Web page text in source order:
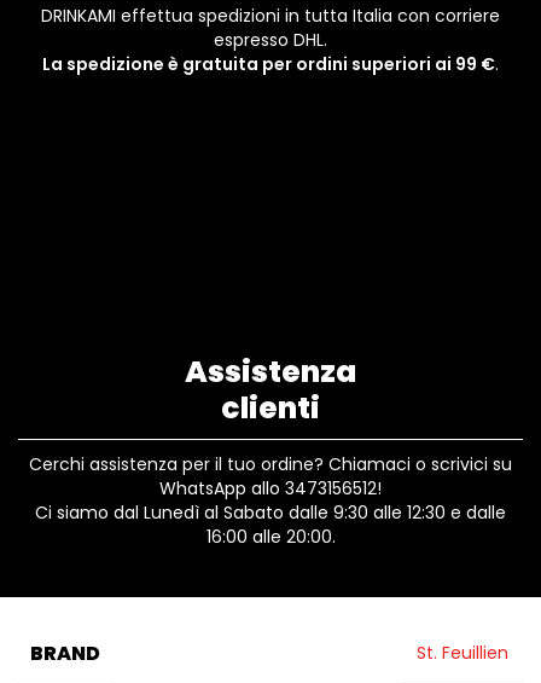
DRINKAMI effettua spedizioni in tutta Italia con corriere
espresso DHL.
La spedizione è gratuita per ordini superiori ai 99 €.
Assistenza
clienti
Cerchi assistenza per il tuo ordine? Chiamaci o scrivici su
WhatsApp allo 3473156512!
Ci siamo dal Lunedì al Sabato dalle 9:30 alle 12:30 e dalle
16:00 alle 20:00.
BRAND St. Feuillien